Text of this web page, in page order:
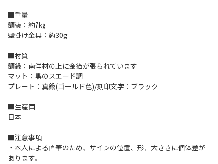
■重量
額装：約7㎏
壁掛け金具：約30g
■材質
額縁：南洋材の上に金箔が張られています
マット：黒のスエード調
プレート：真鍮(ゴールド色)/刻印文字：ブラック
■生産国
日本
■注意事項
・本人による直筆のため、サインの位置、形、大きさに個体差が
あります。